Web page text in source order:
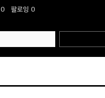
팔로워 0 팔로잉 0